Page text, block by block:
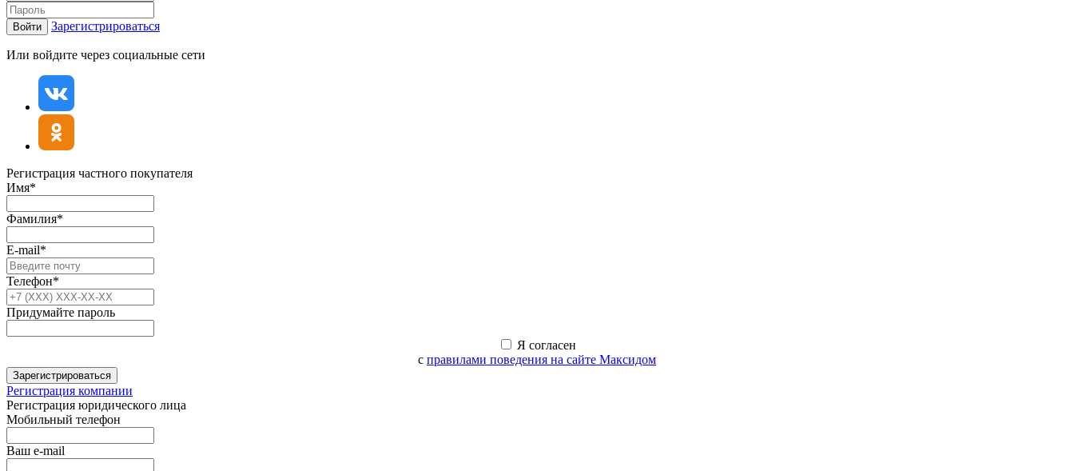
Войти Зарегистрироваться
Или войдите через социальные сети
Регистрация частного покупателя
Имя*
Фамилия*
E-mail*
Телефон*
Придумайте пароль
Я согласен
с правилами поведения на сайте Максидом
Зарегистрироваться
Регистрация компании
Регистрация юридического лица
Мобильный телефон
Ваш e-mail